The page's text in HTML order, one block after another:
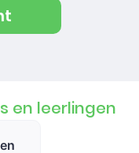
en leerlingen